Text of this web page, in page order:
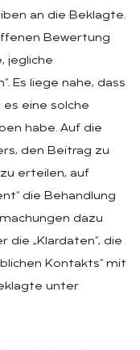
an die Beklagte.
Bewertung
jegliche
Es liege nahe, dass
es eine solche
habe. Auf die
den Beitrag zu
erteilen, auf
die Behandlung
dazu
„Klardaten“, die
Kontakts“ mit
unter